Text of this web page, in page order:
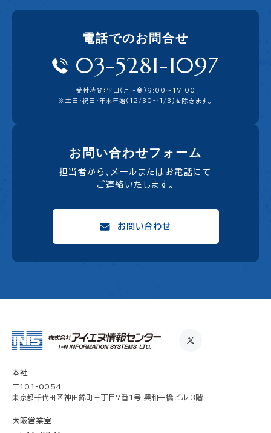
電話でのお問合せ
03-5281-1097
受付時間：平日（月〜金）9:00〜17:00
※土日・祝日・年末年始（12/30～1/3）を除きます。
お問い合わせフォーム
担当者から、メールまたはお電話にて
ご連絡いたします。
お問い合わせ
本社
〒101-0054
東京都千代田区神田錦町三丁目7番1号 興和一橋ビル 3階
大阪営業室